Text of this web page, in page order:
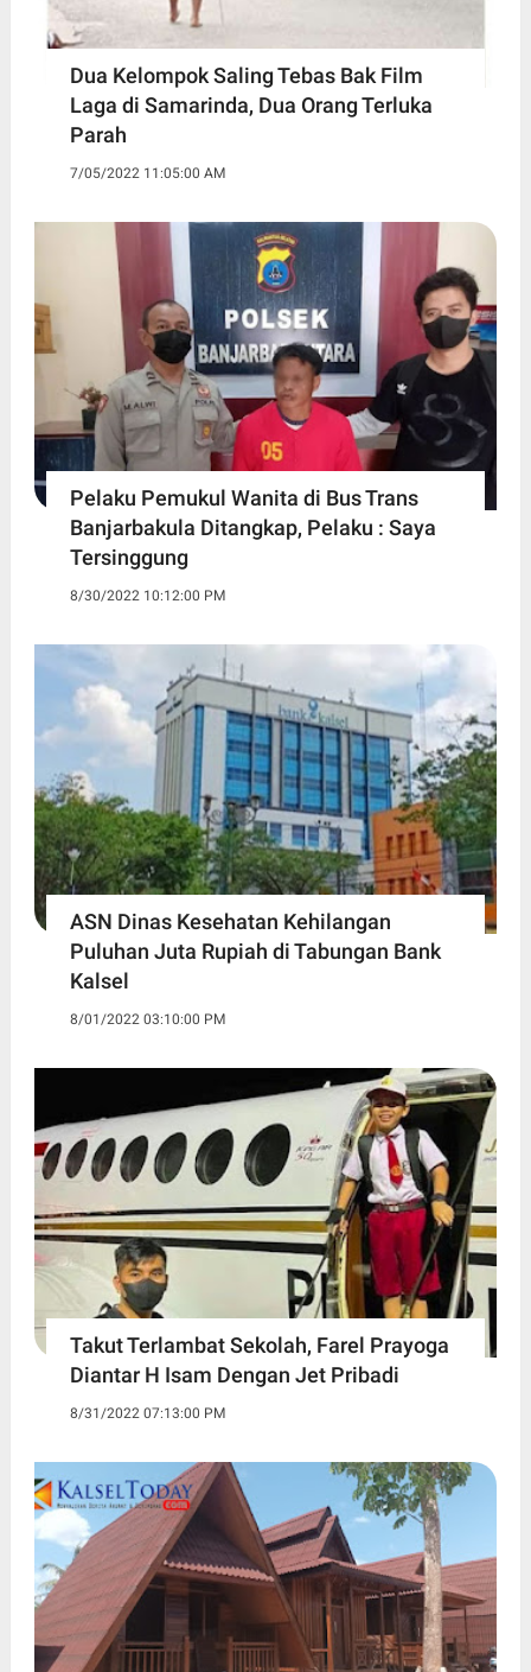
Dua Kelompok Saling Tebas Bak Film
Laga di Samarinda, Dua Orang Terluka
Parah
7/05/2022 11:05:00 AM
Pelaku Pemukul Wanita di Bus Trans
Banjarbakula Ditangkap, Pelaku : Saya
Tersinggung
8/30/2022 10:12:00 PM
ASN Dinas Kesehatan Kehilangan
Puluhan Juta Rupiah di Tabungan Bank
Kalsel
8/01/2022 03:10:00 PM
Takut Terlambat Sekolah, Farel Prayoga
Diantar H Isam Dengan Jet Pribadi
8/31/2022 07:13:00 PM